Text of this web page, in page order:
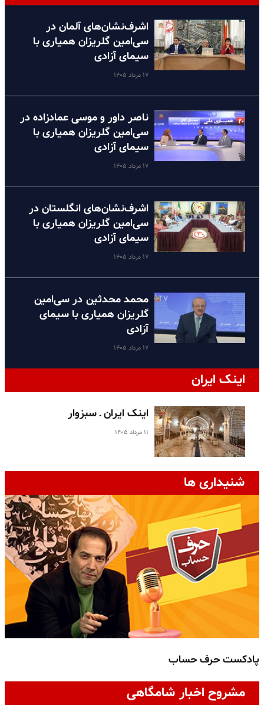
اشرف‌نشان‌های آلمان در
سی‌امین گلریزان همیاری با
سیمای آزادی
۱۷ مرداد ۱۴۰۵
ناصر داور و موسی عمادزاده در
سی‌امین گلریزان همیاری با
سیمای آزادی
۱۷ مرداد ۱۴۰۵
اشرف‌نشان‌های انگلستان در
سی‌امین گلریزان همیاری با
سیمای آزادی
۱۷ مرداد ۱۴۰۵
محمد محدثین در سی‌امین
گلریزان همیاری با سیمای
آزادی
۱۷ مرداد ۱۴۰۵
اینک ایران
اینک ایران ـ سبزوار
۱۱ مرداد ۱۴۰۵
شنیداری ها
پادکست حرف حساب
مشروح اخبار شامگاهی